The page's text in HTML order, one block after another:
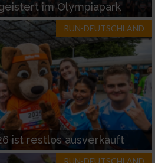
im Olympiapark
RUN-DEUTSCHLAND
ist restlos ausverkauft